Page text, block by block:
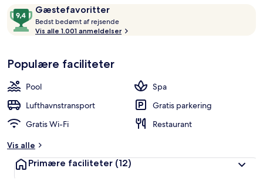
1.314 kr.
AnmeldelserGæstefavoritter
9,4
ud
af
Gæstefavoritter
Bedst bedømt af rejsende
e
a
f
Vis alle 1.001 anmeldelser
Populære faciliteter
Pool
Spa
Lufthavnstransport
Gratis parkering
Gratis Wi-Fi
Restaurant
Vis alle
Primære faciliteter (12)